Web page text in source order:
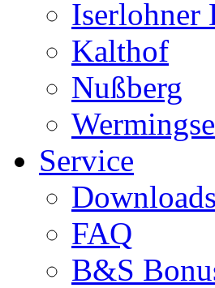
Iserlohner
Kalthof
Nußberg
Service
Downloads
FAQ
B&S